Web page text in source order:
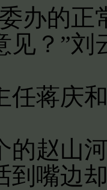
的正
见？”刘
蒋庆和
赵山河
到嘴边